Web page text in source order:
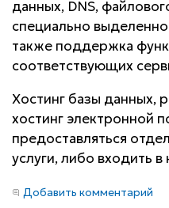
данных, DNS,
специально
также поддержка
соответствующих
Хостинг базы данных,
хостинг электронной
предоставляться
услуги, либо входить
Добавить комментарий